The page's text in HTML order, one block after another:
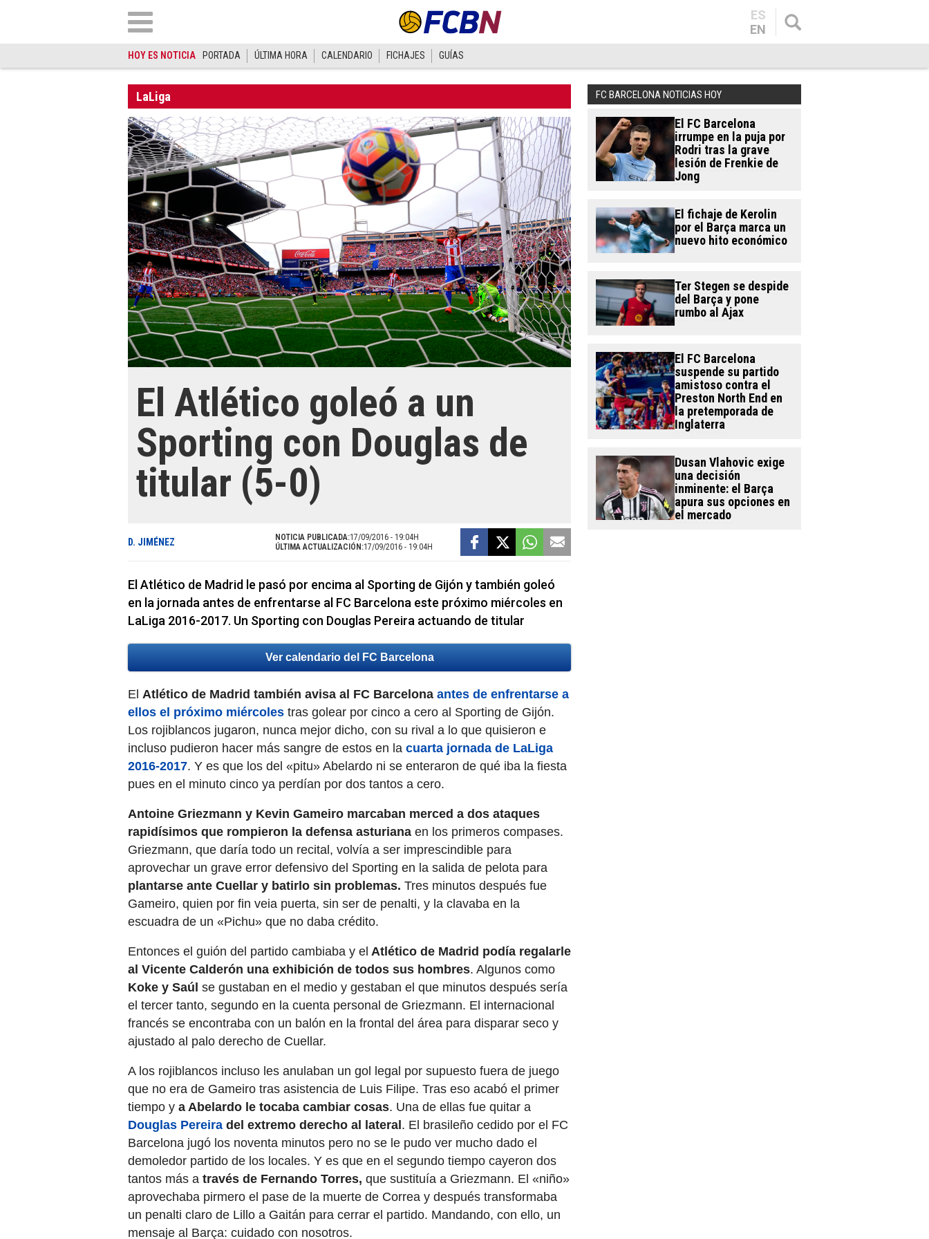
ES
EN
HOY ES NOTICIA PORTADA ÚLTIMA HORA CALENDARIO FICHAJES GUÍAS
LaLiga
El Atlético goleó a un
Sporting con Douglas de
titular (5-0)
D. JIMÉNEZ NOTICIA PUBLICADA:17/09/2016 - 19:04H
ÚLTIMA ACTUALIZACIÓN:17/09/2016 - 19:04H
El Atlético de Madrid le pasó por encima al Sporting de Gijón y también goleó
en la jornada antes de enfrentarse al FC Barcelona este próximo miércoles en
LaLiga 2016-2017. Un Sporting con Douglas Pereira actuando de titular
Ver calendario del FC Barcelona
El Atlético de Madrid también avisa al FC Barcelona antes de enfrentarse a
ellos el próximo miércoles tras golear por cinco a cero al Sporting de Gijón.
Los rojiblancos jugaron, nunca mejor dicho, con su rival a lo que quisieron e
incluso pudieron hacer más sangre de estos en la cuarta jornada de LaLiga
2016-2017. Y es que los del «pitu» Abelardo ni se enteraron de qué iba la fiesta
pues en el minuto cinco ya perdían por dos tantos a cero.
Antoine Griezmann y Kevin Gameiro marcaban merced a dos ataques
rapidísimos que rompieron la defensa asturiana en los primeros compases.
Griezmann, que daría todo un recital, volvía a ser imprescindible para
aprovechar un grave error defensivo del Sporting en la salida de pelota para
plantarse ante Cuellar y batirlo sin problemas. Tres minutos después fue
Gameiro, quien por fin veia puerta, sin ser de penalti, y la clavaba en la
escuadra de un «Pichu» que no daba crédito.
Entonces el guión del partido cambiaba y el Atlético de Madrid podía regalarle
al Vicente Calderón una exhibición de todos sus hombres. Algunos como
Koke y Saúl se gustaban en el medio y gestaban el que minutos después sería
el tercer tanto, segundo en la cuenta personal de Griezmann. El internacional
francés se encontraba con un balón en la frontal del área para disparar seco y
ajustado al palo derecho de Cuellar.
A los rojiblancos incluso les anulaban un gol legal por supuesto fuera de juego
que no era de Gameiro tras asistencia de Luis Filipe. Tras eso acabó el primer
tiempo y a Abelardo le tocaba cambiar cosas. Una de ellas fue quitar a
Douglas Pereira del extremo derecho al lateral . El brasileño cedido por el FC
Barcelona jugó los noventa minutos pero no se le pudo ver mucho dado el
demoledor partido de los locales. Y es que en el segundo tiempo cayeron dos
tantos más a través de Fernando Torres, que sustituía a Griezmann. El «niño»
aprovechaba pirmero el pase de la muerte de Correa y después transformaba
un penalti claro de Lillo a Gaitán para cerrar el partido. Mandando, con ello, un
mensaje al Barça: cuidado con nosotros.
FC BARCELONA NOTICIAS HOY
El FC Barcelona
irrumpe en la puja por
Rodri tras la grave
lesión de Frenkie de
Jong
El fichaje de Kerolin
por el Barça marca un
nuevo hito económico
Ter Stegen se despide
del Barça y pone
rumbo al Ajax
El FC Barcelona
suspende su partido
amistoso contra el
Preston North End en
la pretemporada de
Inglaterra
Dusan Vlahovic exige
una decisión
inminente: el Barça
apura sus opciones en
el mercado